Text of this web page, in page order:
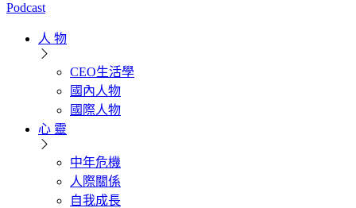
Podcast
人 物
CEO生活學
國內人物
國際人物
心 靈
中年危機
人際關係
自我成長